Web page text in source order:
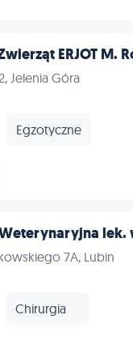
ERJOT M.
Jelenia Góra
Egzotyczne
lek.
7A, Lubin
Chirurgia